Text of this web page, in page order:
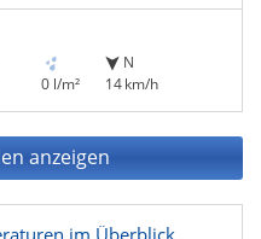
0 l/m²
N
14 km/h
anzeigen
im Überblick